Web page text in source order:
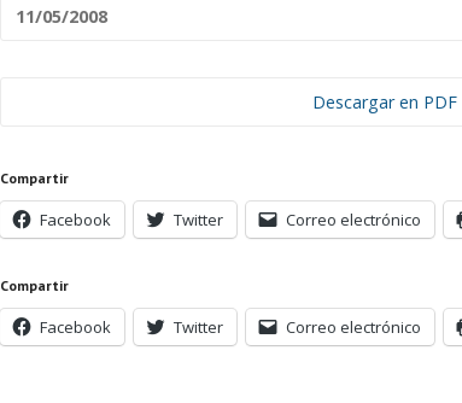
11/05/2008
Descargar en PDF
Compartir
Facebook Twitter Correo electrónico
Compartir
Facebook Twitter Correo electrónico